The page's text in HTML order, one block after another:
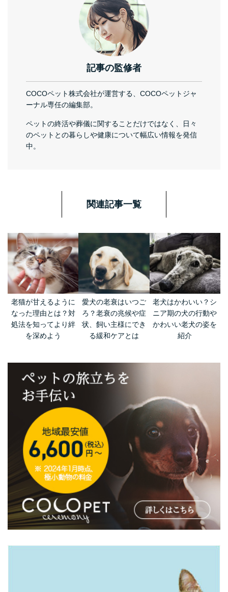
記事の監修者
COCOペット株式会社が運営する、COCOペットジャ
ーナル専任の編集部。
ペットの終活や葬儀に関することだけではなく、日々
のペットとの暮らしや健康について幅広い情報を発信
中。
関連記事一覧
老猫が甘えるように
なった理由とは？対
処法を知ってより絆
を深めよう
愛犬の老衰はいつご
ろ？老衰の兆候や症
状、飼い主様にでき
る緩和ケアとは
老犬はかわいい？シ
ニア期の犬の行動や
かわいい老犬の姿を
紹介